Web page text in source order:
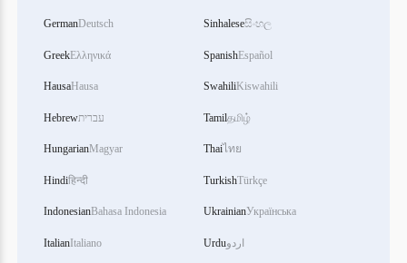
GermanDeutsch
GreekΕλληνικά
HausaHausa
Hebrewעברית
HungarianMagyar
Hindiहिन्दी
IndonesianBahasa Indonesia
ItalianItaliano
Sinhaleseසිංහල
SpanishEspañol
SwahiliKiswahili
Tamilதமிழ்
Thaiไทย
TurkishTürkçe
UkrainianУкраїнська
Urduاردو